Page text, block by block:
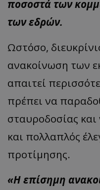
ποσοστά των
των εδρών.
Ωστόσο,
ανακοίνωση των
απαιτεί
πρέπει να
σταυροδοσίας
και πολλαπλός
προτίμησης.
«Η επίσημη